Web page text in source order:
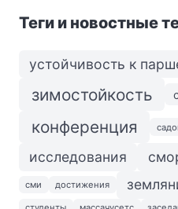
Теги и новостные
устойчивость к
зимостойкость
конференция
исследования
сми достижения